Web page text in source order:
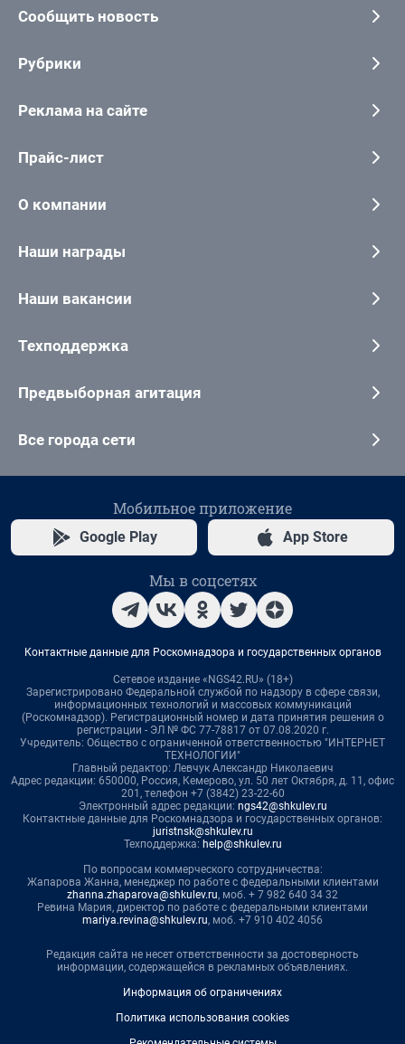
Сообщить новость
Рубрики
Реклама на сайте
Прайс-лист
О компании
Наши награды
Наши вакансии
Техподдержка
Предвыборная агитация
Все города сети
Мобильное приложение
Google Play App Store
Мы в соцсетях
Контактные данные для Роскомнадзора и государственных органов
Сетевое издание «NGS42.RU» (18+)
Зарегистрировано Федеральной службой по надзору в сфере связи,
информационных технологий и массовых коммуникаций
(Роскомнадзор). Регистрационный номер и дата принятия решения о
регистрации - ЭЛ № ФС 77-78817 от 07.08.2020 г.
Учредитель: Общество с ограниченной ответственностью "ИНТЕРНЕТ
ТЕХНОЛОГИИ"
Главный редактор: Левчук Александр Николаевич
Адрес редакции: 650000, Россия, Кемерово, ул. 50 лет Октября, д. 11, офис
201, телефон +7 (3842) 23-22-60
Электронный адрес редакции: ngs42@shkulev.ru
Контактные данные для Роскомнадзора и государственных органов:
juristnsk@shkulev.ru
Техподдержка: help@shkulev.ru
По вопросам коммерческого сотрудничества:
Жапарова Жанна, менеджер по работе с федеральными клиентами
zhanna.zhaparova@shkulev.ru, моб. + 7 982 640 34 32
Ревина Мария, директор по работе с федеральными клиентами
mariya.revina@shkulev.ru, моб. +7 910 402 4056
Редакция сайта не несет ответственности за достоверность
информации, содержащейся в рекламных объявлениях.
Информация об ограничениях
Политика использования cookies